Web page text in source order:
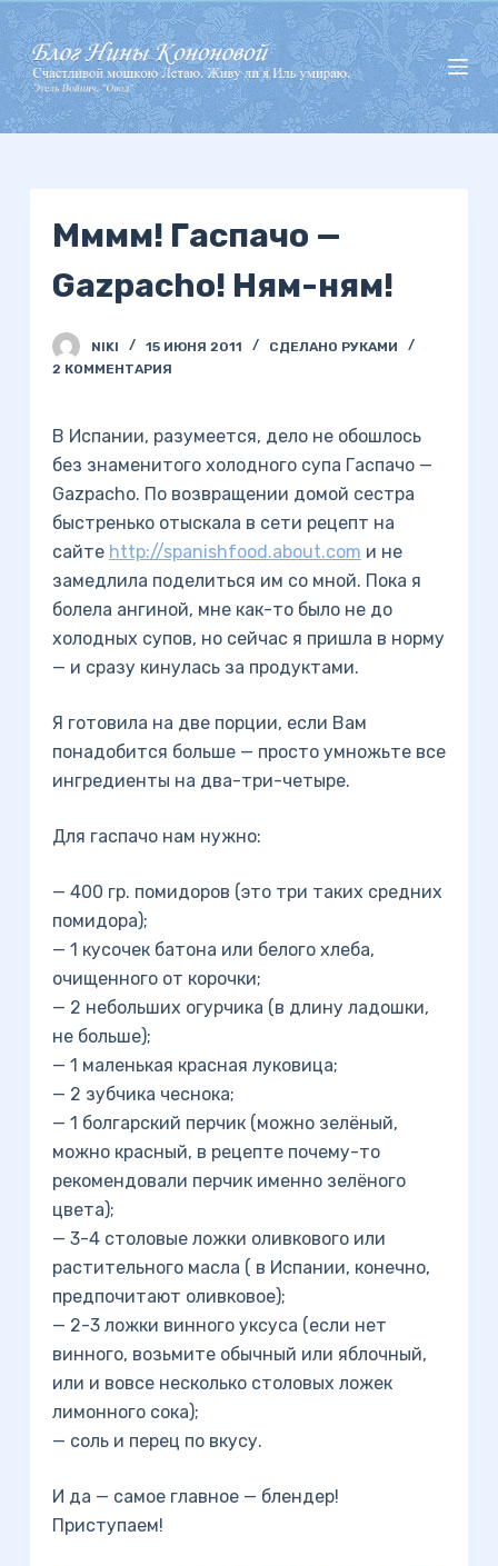
П
е
р
е
й
Мммм! Гаспачо —
Gazpacho! Ням-ням!
NIKI 15 ИЮНЯ 2011
СДЕЛАНО РУКАМИ
2 КОММЕНТАРИЯ
В Испании, разумеется, дело не обошлось
без знаменитого холодного супа Гаспачо —
Gazpacho. По возвращении домой сестра
быстренько отыскала в сети рецепт на
сайте http://spanishfood.about.com и не
замедлила поделиться им со мной. Пока я
болела ангиной, мне как-то было не до
холодных супов, но сейчас я пришла в норму
— и сразу кинулась за продуктами.
Я готовила на две порции, если Вам
понадобится больше — просто умножьте все
ингредиенты на два-три-четыре.
Для гаспачо нам нужно:
— 400 гр. помидоров (это три таких средних
помидора);
— 1 кусочек батона или белого хлеба,
очищенного от корочки;
— 2 небольших огурчика (в длину ладошки,
не больше);
— 1 маленькая красная луковица;
— 2 зубчика чеснока;
— 1 болгарский перчик (можно зелёный,
можно красный, в рецепте почему-то
рекомендовали перчик именно зелёного
цвета);
— 3-4 столовые ложки оливкового или
растительного масла ( в Испании, конечно,
предпочитают оливковое);
— 2-3 ложки винного уксуса (если нет
винного, возьмите обычный или яблочный,
или и вовсе несколько столовых ложек
лимонного сока);
— соль и перец по вкусу.
И да — самое главное — блендер!
Приступаем!